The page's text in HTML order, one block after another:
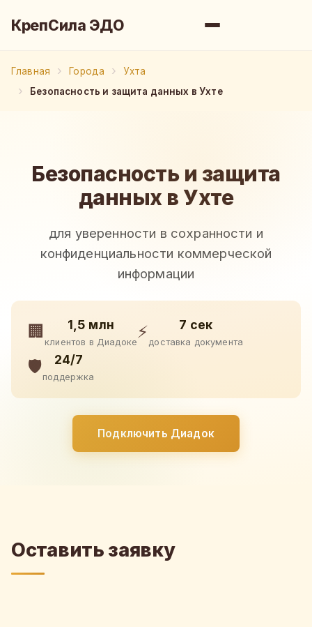
КрепСила ЭДО
Главная Города
Ухта
Безопасность и защита данных в Ухте
Безопасность и защита
данных в Ухте
для уверенности в сохранности и
конфиденциальности коммерческой
информации
🏢 1,5 млн
клиентов в Диадоке
⚡ 7 сек
доставка документа
🛡️ 24/7
поддержка
Подключить Диадок
Оставить заявку